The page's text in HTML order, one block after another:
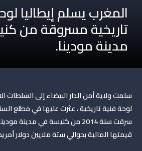
المغرب يسلم إيطاليا
تاريخية مسروقة من
مدينة مودينا.
سلمت ولاية أمن الدار البيضاء إلى السلطات
لوحة فنية تاريخية ، عثرت عليها في مطلع
سرقت سنة 2014 من كنيسة في مدينة
قيمتها المالية بحوالي ستة ملايين دولار